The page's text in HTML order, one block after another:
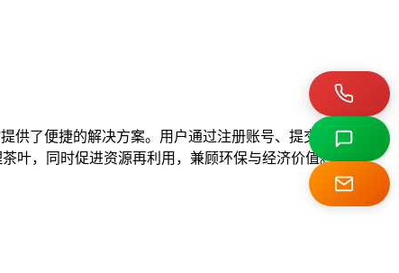
供了便捷的解决方案。用户通过注册账号、提交茶叶信息、
叶，同时促进资源再利用，兼顾环保与经济价值。